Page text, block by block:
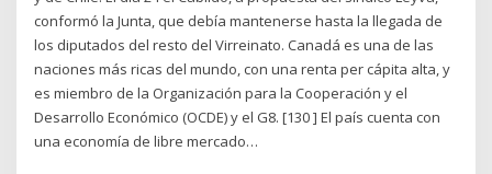
conformó la Junta, que debía mantenerse hasta la llegada de
los diputados del resto del Virreinato. Canadá es una de las
naciones más ricas del mundo, con una renta per cápita alta, y
es miembro de la Organización para la Cooperación y el
Desarrollo Económico (OCDE) y el G8. [130 ] El país cuenta con
una economía de libre mercado…